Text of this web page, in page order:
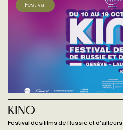
Festival
Kino
Festival des films de Russie et d'ailleurs